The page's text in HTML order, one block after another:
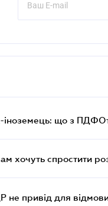
іноземець: що з
хочуть спростити
привід для